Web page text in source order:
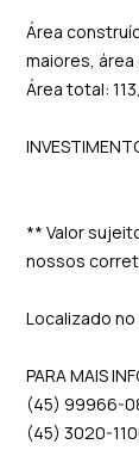
Área
maiores,
Área total:
** Valor
nossos
Localizado
PARA MAIS
(45) 99966-
(45) 3020-